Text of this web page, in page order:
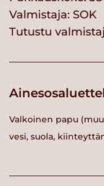
Valmistaja: SOK
Tutustu
Valkoinen papu
vesi, suola,